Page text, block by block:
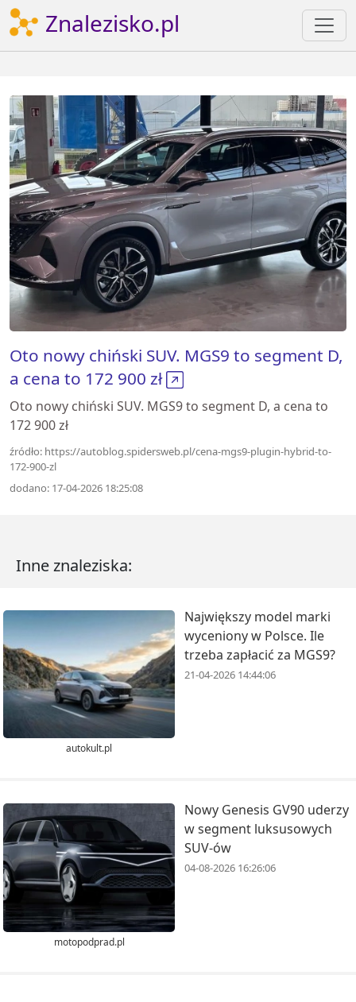
Znalezisko.pl
Oto nowy chiński SUV. MGS9 to segment D,
a cena to 172 900 zł
Oto nowy chiński SUV. MGS9 to segment D, a cena to
172 900 zł
źródło: https://autoblog.spidersweb.pl/cena-mgs9-plugin-hybrid-to-
172-900-zl
dodano: 17-04-2026 18:25:08
Inne znaleziska:
autokult.pl
Największy model marki
wyceniony w Polsce. Ile
trzeba zapłacić za MGS9?
21-04-2026 14:44:06
motopodprad.pl
Nowy Genesis GV90 uderzy
w segment luksusowych
SUV-ów
04-08-2026 16:26:06